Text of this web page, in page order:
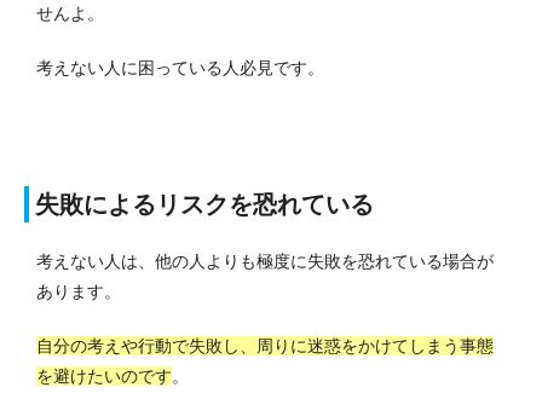
せんよ。
考えない人に困っている人必見です。
失敗によるリスクを恐れている
考えない人は、他の人よりも極度に失敗を恐れている場合が
あります。
自分の考えや行動で失敗し、周りに迷惑をかけてしまう事態
を避けたいのです。